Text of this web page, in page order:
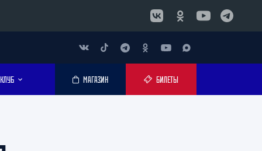
КЛУБ МАГАЗИН БИЛЕТЫ